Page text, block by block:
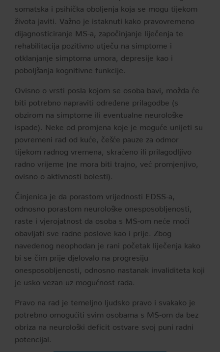
somatska i psihička oboljenja koja se mogu tijekom
života javiti. Važno je istaknuti kako pravovremeno
dijagnosticiranje MS-a, započinjanje liječenja te
rehabilitacija pozitivno utječu na simptome i
otklanjanje simptoma umora, depresije kao i
poboljšanja kognitivne funkcije.
Ovisno o vrsti posla kojom se osoba bavi, možda će
biti potrebno napraviti određene prilagodbe (s
obzirom na simptome ili eventualne neurološke
ispade). Neke od promjena koje je moguće unijeti su
povremeni rad od kuće, češće pauze za odmor
tijekom radnog vremena, skraćeno ili prilagodljivo
radno vrijeme (ne mora biti trajno, već promjenjivo,
ovisno o aktivnosti bolesti).
Činjenica je da porastom vrijednosti EDSS-a,
odnosno porastom neurološke onesposobljenosti,
raste i vjerojatnost da osoba s MS-om neće moći
obavljati sve radne poslove kao i prije. Zbog
navedenog neophodan je rani početak liječenja kako
bi se čim prije djelovalo na progresiju
onesposobljenosti, odnosno nastanak invaliditeta koji
je usko vezan uz mogućnost rada.
Pravo na rad je temeljno ljudsko pravo i svakako je
potrebno omogućiti svim osobama s MS-om da bez
obriza na neurološki deficit ostvare svoj puni radni
potencijal.